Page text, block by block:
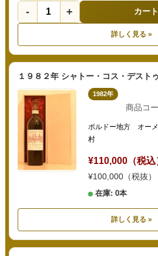
- + カー
詳しく見る »
１９８２年 シャトー・コス・デスト
1982年
商品コ
ボルドー地方 オー
村
¥110,000（税込
¥100,000（税抜）
在庫: 0本
詳しく見る »